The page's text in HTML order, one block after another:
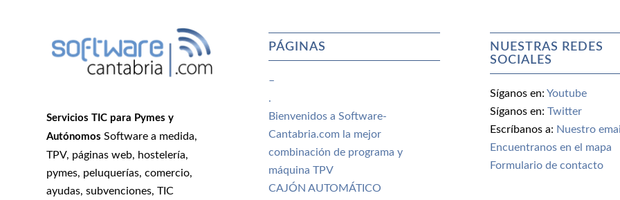
Servicios TIC para Pymes y
Autónomos Software a medida,
TPV, páginas web, hostelería,
pymes, peluquerías, comercio,
ayudas, subvenciones, TIC
PÁGINAS
–
.
Bienvenidos a Software-
Cantabria.com la mejor
combinación de programa y
máquina TPV
CAJÓN AUTOMÁTICO
NUESTRAS REDES
SOCIALES
Síganos en:Youtube
Síganos en:Twitter
Escríbanos a: Nuestro
Encuentranos en el mapa
Formulario de contacto